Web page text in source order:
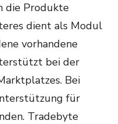
die Produkte
dient als Modul
vorhandene
bei der
Bei
für
Tradebyte